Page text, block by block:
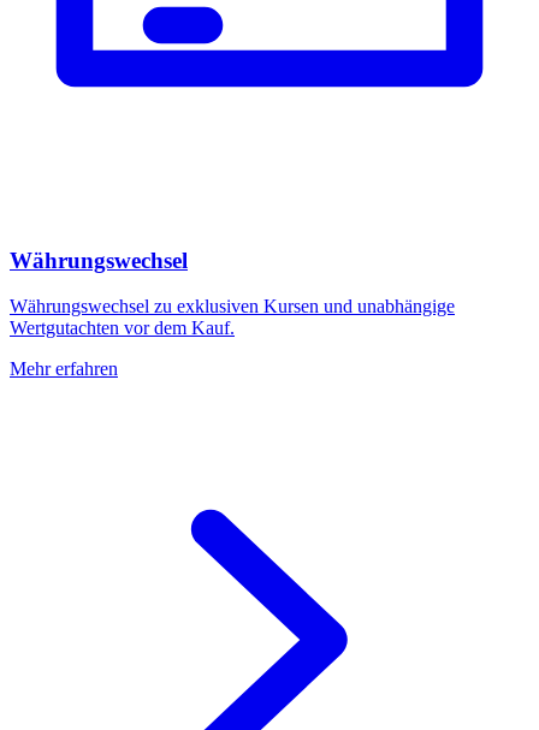
Währungswechsel
Währungswechsel zu exklusiven Kursen und unabhängige
Wertgutachten vor dem Kauf.
Mehr erfahren